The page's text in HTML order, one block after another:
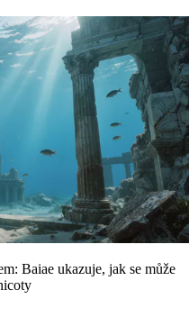
Baiae ukazuje, jak se může